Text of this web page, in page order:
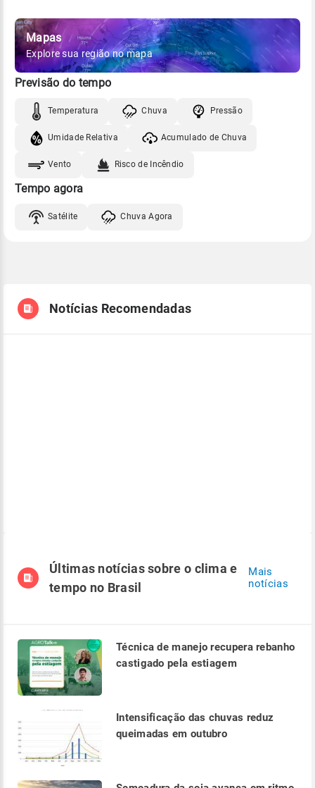
Mapas
Explore sua região no mapa
Previsão do tempo
Temperatura Chuva Pressão
Umidade Relativa Acumulado de Chuva
Vento Risco de Incêndio
Tempo agora
Satélite Chuva Agora
Notícias Recomendadas
Últimas notícias sobre o clima e
tempo no Brasil
Mais
notícias
Técnica de manejo recupera rebanho
castigado pela estiagem
Intensificação das chuvas reduz
queimadas em outubro